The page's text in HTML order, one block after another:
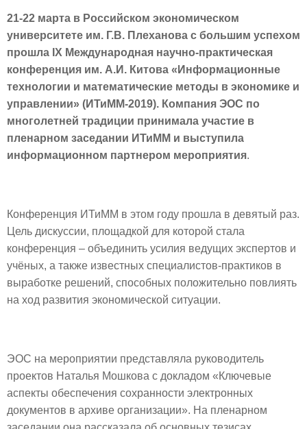
21-22 марта в Российском экономическом
университете им. Г.В. Плеханова с большим успехом
прошла IX Международная научно-практическая
конференция им. А.И. Китова «Информационные
технологии и математические методы в экономике и
управлении» (ИТиММ-2019). Компания ЭОС по
многолетней традиции принимала участие в
пленарном заседании ИТиММ и выступила
информационном партнером мероприятия.
Конференция ИТиММ в этом году прошла в девятый раз.
Цель дискуссии, площадкой для которой стала
конференция – объединить усилия ведущих экспертов и
учёных, а также известных специалистов-практиков в
выработке решений, способных положительно повлиять
на ход развития экономической ситуации.
ЭОС на мероприятии представляла руководитель
проектов Наталья Мошкова с докладом «Ключевые
аспекты обеспечения сохранности электронных
документов в архиве организации». На пленарном